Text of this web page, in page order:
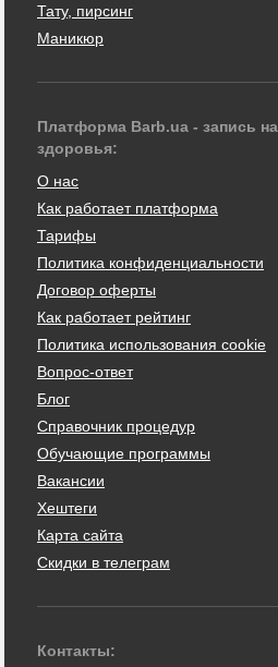
Тату, пирсинг
Маникюр
Платформа Barb.ua - запись
здоровья:
О нас
Как работает платформа
Тарифы
Политика конфиденциальности
Договор оферты
Как работает рейтинг
Политика использования cookie
Вопрос-ответ
Блог
Справочник процедур
Обучающие программы
Вакансии
Хештеги
Карта сайта
Скидки в телеграм
Контакты: